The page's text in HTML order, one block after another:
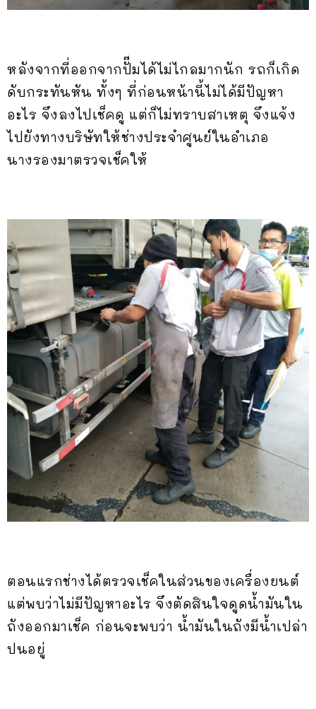
หลังจากที่ออกจากปั๊มได้ไม่ไกลมากนัก รถก็เกิด
ดับกระทันหัน ทั้งๆ ที่ก่อนหน้านี้ไม่ได้มีปัญหา
อะไร จึงลงไปเช็คดู แต่ก็ไม่ทราบสาเหตุ จึงแจ้ง
ไปยังทางบริษัทให้ช่างประจำศูนย์ในอำเภอ
นางรองมาตรวจเช็คให้
ตอนแรกช่างได้ตรวจเช็คในส่วนของเครื่องยนต์
แต่พบว่าไม่มีปัญหาอะไร จึงตัดสินใจดูดน้ำมันใน
ถังออกมาเช็ค ก่อนจะพบว่า น้ำมันในถังมีน้ำเปล่า
ปนอยู่